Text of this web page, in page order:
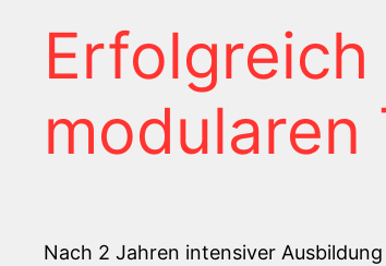
modularen
Nach 2 Jahren intensiver